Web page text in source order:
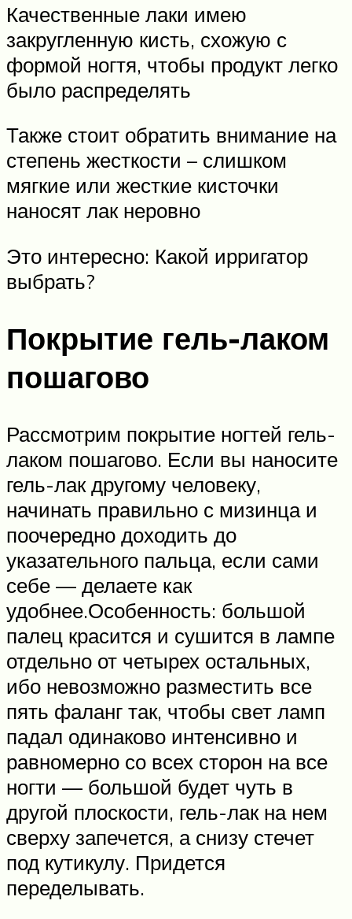
Качественные лаки имею
закругленную кисть, схожую с
формой ногтя, чтобы продукт легко
было распределять
Также стоит обратить внимание на
степень жесткости – слишком
мягкие или жесткие кисточки
наносят лак неровно
Это интересно: Какой ирригатор
выбрать?
Покрытие гель-лаком
пошагово
Рассмотрим покрытие ногтей гель-
лаком пошагово. Если вы наносите
гель-лак другому человеку,
начинать правильно с мизинца и
поочередно доходить до
указательного пальца, если сами
себе — делаете как
удобнее.Особенность: большой
палец красится и сушится в лампе
отдельно от четырех остальных,
ибо невозможно разместить все
пять фаланг так, чтобы свет ламп
падал одинаково интенсивно и
равномерно со всех сторон на все
ногти — большой будет чуть в
другой плоскости, гель-лак на нем
сверху запечется, а снизу стечет
под кутикулу. Придется
переделывать.